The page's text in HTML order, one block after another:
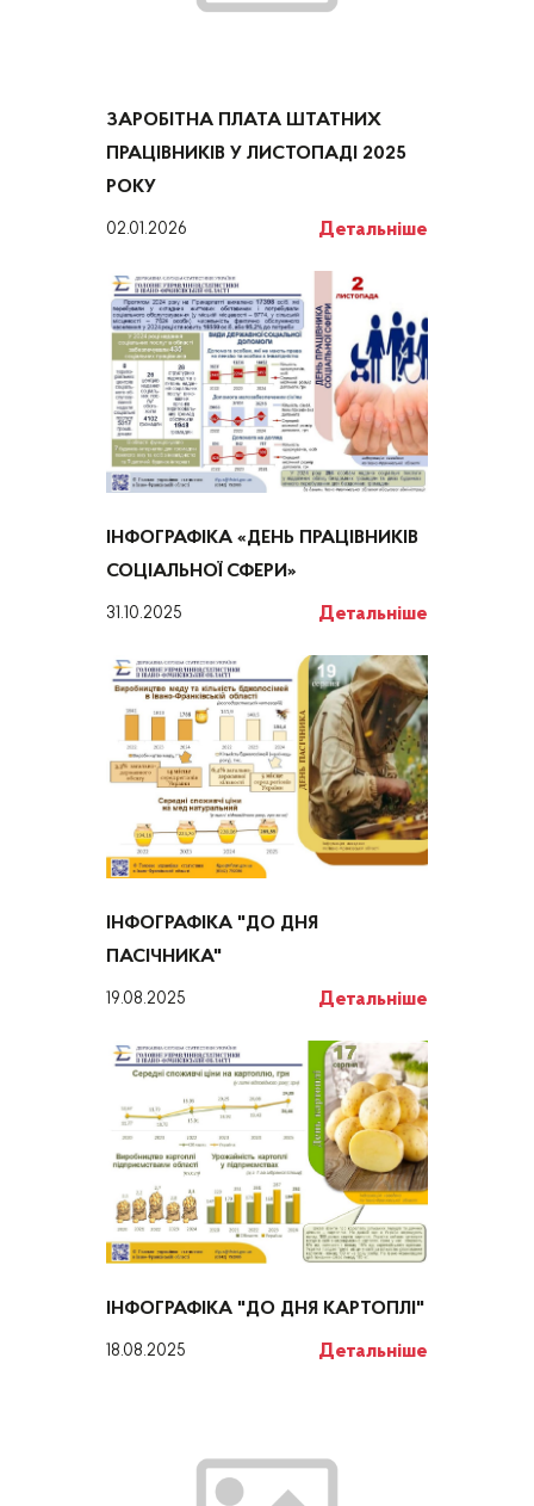
ЗАРОБІТНА ПЛАТА ШТАТНИХ
ПРАЦІВНИКІВ У ЛИСТОПАДІ 2025
РОКУ
02.01.2026 Детальніше
ІНФОГРАФІКА «ДЕНЬ ПРАЦІВНИКІВ
СОЦІАЛЬНОЇ СФЕРИ»
31.10.2025 Детальніше
ІНФОГРАФІКА "ДО ДНЯ
ПАСІЧНИКА"
19.08.2025 Детальніше
ІНФОГРАФІКА "ДО ДНЯ КАРТОПЛІ"
18.08.2025 Детальніше